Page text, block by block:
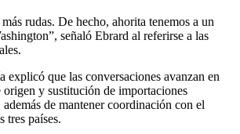
rudas. De hecho, ahorita tenemos a un
señaló Ebrard al referirse a las
explicó que las conversaciones avanzan en
origen y sustitución de importaciones
de mantener coordinación con el
tres países.